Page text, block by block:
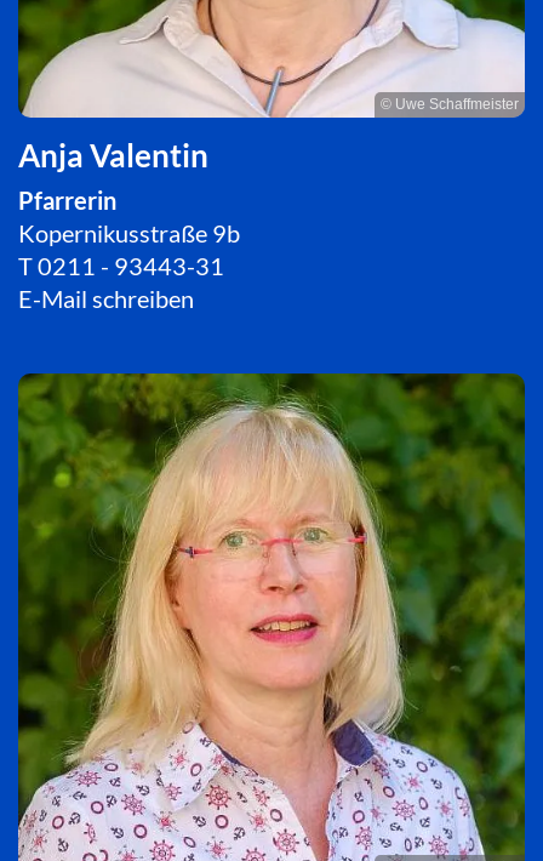
© Uwe Schaffmeister
Anja Valentin
Pfarrerin
Kopernikusstraße 9b
T0211 - 93443-31
E-Mail schreiben